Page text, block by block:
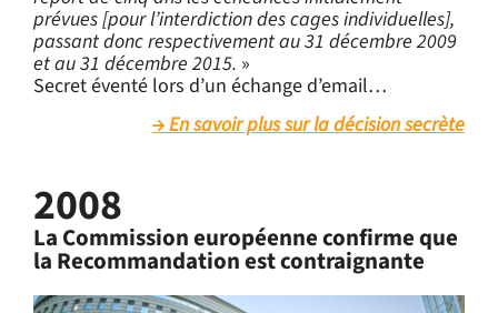
prévues [pour l’interdiction des cages individuelles],
passant donc respectivement au 31 décembre 2009
et au 31 décembre 2015. »
Secret éventé lors d’un échange d’email…
En savoir plus sur la décision secrète
2008
La Commission européenne confirme que
la Recommandation est contraignante